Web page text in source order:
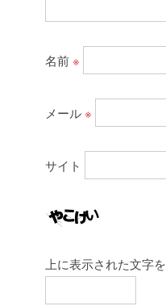
名前※
メール※
サイト
上に表示された文字